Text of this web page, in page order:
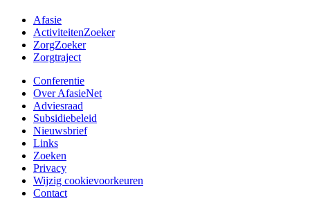
Afasie
ActiviteitenZoeker
ZorgZoeker
Zorgtraject
Conferentie
Over AfasieNet
Adviesraad
Subsidiebeleid
Nieuwsbrief
Links
Zoeken
Privacy
Wijzig cookievoorkeuren
Contact